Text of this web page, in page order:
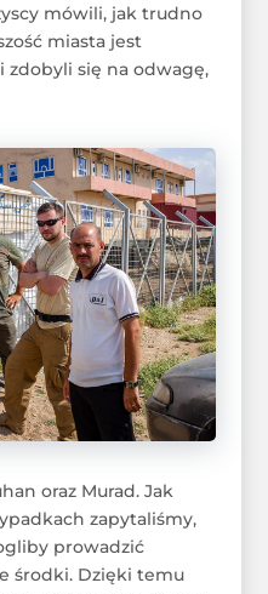
mówili, jak trudno
miasta jest
zdobyli się na odwagę,
oraz Murad. Jak
zapytaliśmy,
prowadzić
środki. Dzięki temu